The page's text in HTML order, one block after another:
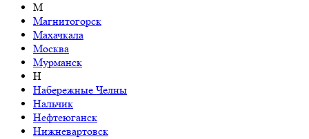
М
Магнитогорск
Махачкала
Москва
Мурманск
Н
Набережные Челны
Нальчик
Нефтеюганск
Нижневартовск